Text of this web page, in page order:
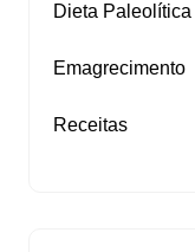
Dieta Paleolítica
Emagrecimento
Receitas